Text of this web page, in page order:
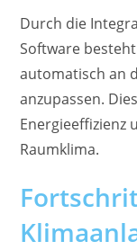
Durch die
Software
automatisch an
anzupassen.
Energieeffizienz
Raumklima.